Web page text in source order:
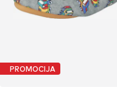
PROMOCIJA